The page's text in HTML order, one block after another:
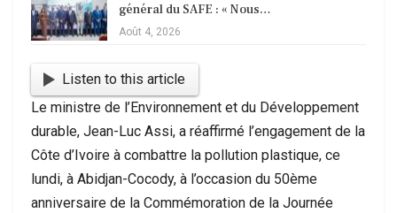
général du SAFE : « Nous…
Août 4, 2026
Listen to this article
Le ministre de l’Environnement et du Développement
durable, Jean-Luc Assi, a réaffirmé l’engagement de la
Côte d’Ivoire à combattre la pollution plastique, ce
lundi, à Abidjan-Cocody, à l’occasion du 50ème
anniversaire de la Commémoration de la Journée